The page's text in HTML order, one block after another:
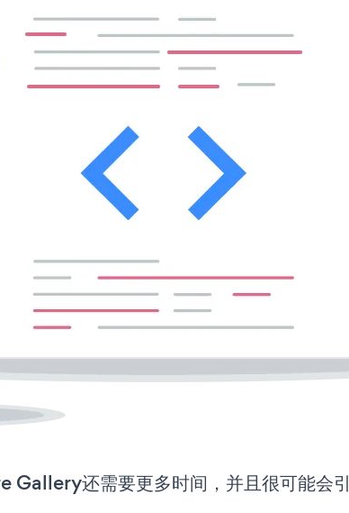
Gallery还需要更多时间，并且很可能会引